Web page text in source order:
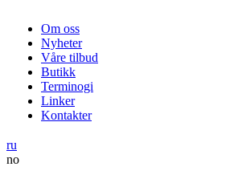
Om oss
Nyheter
Våre tilbud
Butikk
Terminogi
Linker
Kontakter
ru
no